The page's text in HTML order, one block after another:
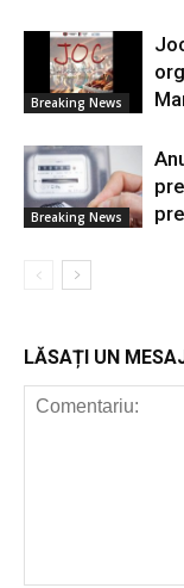
Breaking News
Breaking News
LĂSAȚI UN